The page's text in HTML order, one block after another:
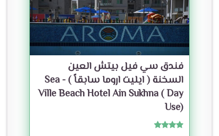
فندق سي فيل بيتش العين
السخنة ( ايليت اروما سابقاً ) - Sea
Ville Beach Hotel Ain Sukhna ( Day
Use)